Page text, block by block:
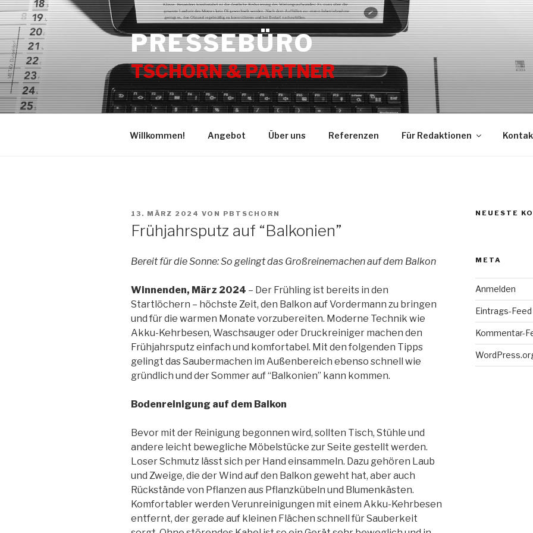
Zum
Inhalt
springen
PRESSEBÜRO
TSCHORN & PARTNER
Willkommen! Angebot Über uns Referenzen Für Redaktionen
VERÖFFENTLICHT
13. MÄRZ 2024 VON PBTSCHORN
Frühjahrsputz auf “Balkonien”
Bereit für die Sonne: So gelingt das Großreinemachen auf dem Balkon
Winnenden, März 2024 – Der Frühling ist bereits in den
Startlöchern – höchste Zeit, den Balkon auf Vordermann zu bringen
und für die warmen Monate vorzubereiten. Moderne Technik wie
Akku-Kehrbesen, Waschsauger oder Druckreiniger machen den
Frühjahrsputz einfach und komfortabel. Mit den folgenden Tipps
gelingt das Saubermachen im Außenbereich ebenso schnell wie
gründlich und der Sommer auf “Balkonien” kann kommen.
Bodenreinigung auf dem Balkon
Bevor mit der Reinigung begonnen wird, sollten Tisch, Stühle und
andere leicht bewegliche Möbelstücke zur Seite gestellt werden.
Loser Schmutz lässt sich per Hand einsammeln. Dazu gehören Laub
und Zweige, die der Wind auf den Balkon geweht hat, aber auch
Rückstände von Pflanzen aus Pflanzkübeln und Blumenkästen.
Komfortabler werden Verunreinigungen mit einem Akku-Kehrbesen
entfernt, der gerade auf kleinen Flächen schnell für Sauberkeit
NEUESTE
META
Anmelden
Eintrags-Feed
Kommentar-